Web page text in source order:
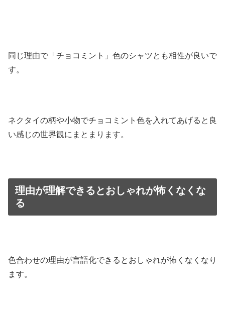
同じ理由で「チョコミント」色のシャツとも相性が良いで
す。
ネクタイの柄や小物でチョコミント色を入れてあげると良
い感じの世界観にまとまります。
理由が理解できるとおしゃれが怖くなくな
る
色合わせの理由が言語化できるとおしゃれが怖くなくなり
ます。